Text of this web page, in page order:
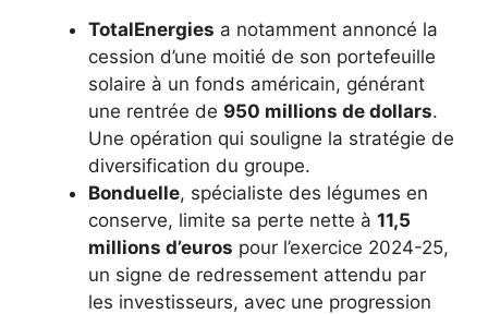
TotalEnergies a notamment annoncé la
cession d’une moitié de son portefeuille
solaire à un fonds américain, générant
une rentrée de 950 millions de dollars.
Une opération qui souligne la stratégie de
diversification du groupe.
Bonduelle, spécialiste des légumes en
conserve, limite sa perte nette à 11,5
millions d’euros pour l’exercice 2024-25,
un signe de redressement attendu par
les investisseurs, avec une progression